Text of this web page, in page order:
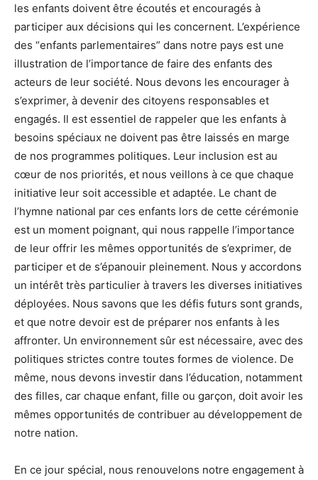
les enfants doivent être écoutés et encouragés à
participer aux décisions qui les concernent. L’expérience
des “enfants parlementaires” dans notre pays est une
illustration de l’importance de faire des enfants des
acteurs de leur société. Nous devons les encourager à
s’exprimer, à devenir des citoyens responsables et
engagés. Il est essentiel de rappeler que les enfants à
besoins spéciaux ne doivent pas être laissés en marge
de nos programmes politiques. Leur inclusion est au
cœur de nos priorités, et nous veillons à ce que chaque
initiative leur soit accessible et adaptée. Le chant de
l’hymne national par ces enfants lors de cette cérémonie
est un moment poignant, qui nous rappelle l’importance
de leur offrir les mêmes opportunités de s’exprimer, de
participer et de s’épanouir pleinement. Nous y accordons
un intérêt très particulier à travers les diverses initiatives
déployées. Nous savons que les défis futurs sont grands,
et que notre devoir est de préparer nos enfants à les
affronter. Un environnement sûr est nécessaire, avec des
politiques strictes contre toutes formes de violence. De
même, nous devons investir dans l’éducation, notamment
des filles, car chaque enfant, fille ou garçon, doit avoir les
mêmes opportunités de contribuer au développement de
notre nation.
En ce jour spécial, nous renouvelons notre engagement à